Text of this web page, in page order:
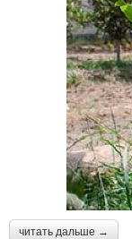
читать дальше →